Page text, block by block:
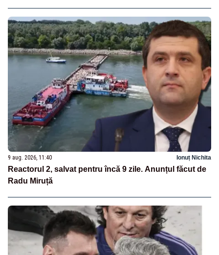
9 aug. 2026, 11:40 Ionuț Nichita
Reactorul 2, salvat pentru încă 9 zile. Anunțul făcut de
Radu Miruță